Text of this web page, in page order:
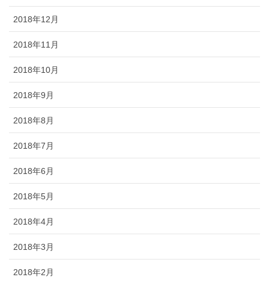
2018年12月
2018年11月
2018年10月
2018年9月
2018年8月
2018年7月
2018年6月
2018年5月
2018年4月
2018年3月
2018年2月